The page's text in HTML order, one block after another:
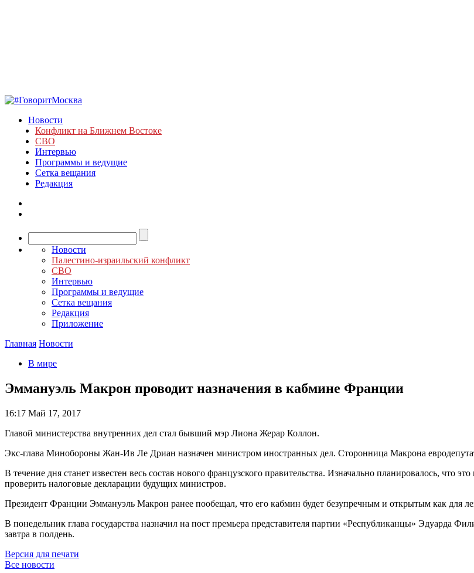
Новости
Конфликт на Ближнем Востоке
СВО
Интервью
Программы и ведущие
Сетка вещания
Редакция
Новости
Палестино-израильский конфликт
СВО
Интервью
Программы и ведущие
Сетка вещания
Редакция
Приложение
Главная Новости
В мире
Эммануэль Макрон проводит назначения в кабмине Франции
16:17 Май 17, 2017
Главой министерства внутренних дел стал бывший мэр Лиона Жерар Коллон.
Экс-глава Минобороны Жан-Ив Ле Дриан назначен министром иностранных дел. Сторонница Макрона
В течение дня станет известен весь состав нового французского правительства. Изначально планировалось, что
проверить налоговые декларации будущих министров.
Президент Франции Эммануэль Макрон ранее пообещал, что его кабмин будет безупречным и открытым как для
В понедельник глава государства назначил на пост премьера представителя партии «Республиканцы» Эдуарда
завтра в полдень.
Версия для печати
Все новости